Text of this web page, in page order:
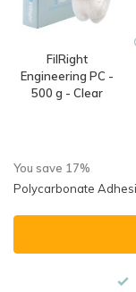
FilRight
Engineering PC -
500 g - Clear
You save 17%
Polycarbonate